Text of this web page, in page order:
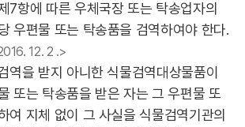
7항에 따른 우체국장 또는 탁송업자의
우편물 또는 탁송품을 검역하여야 한다.
12. 2 .>
을 받지 아니한 식물검역대상물품이
또는 탁송품을 받은 자는 그 우편물 또
여 지체 없이 그 사실을 식물검역기관의